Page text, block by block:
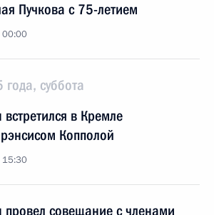
Пучкова с 75-летием
00:00
суббота
в Кремле
Копполой
15:30
провел совещание с членами